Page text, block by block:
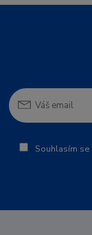
Souhlasím se